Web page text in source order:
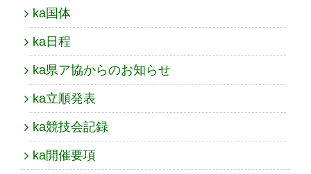
ka国体
ka日程
ka県ア協からのお知らせ
ka立順発表
ka競技会記録
ka開催要項